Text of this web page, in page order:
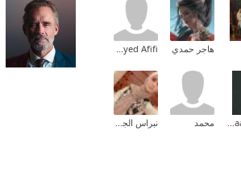
هاجر حمدي Haytham Sayed Afifi
Asmaalfahad محمد نبراس الجيلاني